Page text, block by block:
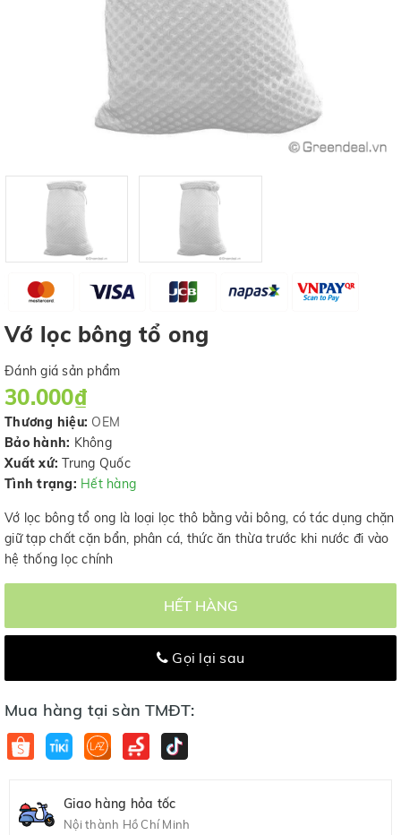
Vớ lọc bông tổ ong
Đánh giá sản phẩm
30.000₫
Thương hiệu: OEM
Bảo hành: Không
Xuất xứ: Trung Quốc
Tình trạng: Hết hàng
Vớ lọc bông tổ ong là loại lọc thô bằng vải bông, có tác dụng chặn
giữ tạp chất cặn bẩn, phân cá, thức ăn thừa trước khi nước đi vào
hệ thống lọc chính
HẾT HÀNG
Gọi lại sau
Mua hàng tại sàn TMĐT:
Giao hàng hỏa tốc
Nội thành Hồ Chí Minh